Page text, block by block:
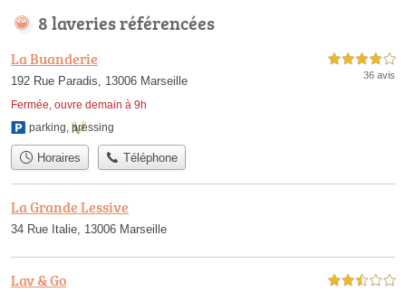
8 laveries référencées
La Buanderie
192 Rue Paradis, 13006 Marseille
Fermée, ouvre demain à 9h
4,0 étoiles sur 5
36 avis
parking, pressing
Horaires Téléphone
La Grande Lessive
34 Rue Italie, 13006 Marseille
Lav & Go 2,5 étoiles sur 5